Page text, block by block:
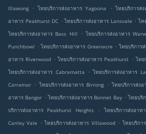
Illawong
. ไทยบริการส่งอาหาร Yagoona . ไทยบริการส่
อาหาร Peakhurst DC . ไทยบริการส่งอาหาร Lansvale . ไท
ไทยบริการส่งอาหาร Bass Hill
. ไทยบริการส่งอาหาร
Punchbowl . ไทยบริการส่งอาหาร Greenacre . ไทยบริการ
อาหาร Riverwood . ไทยบริการส่งอาหาร Peakhurst . ไทย
ไทยบริการส่งอาหาร Cabramatta
. ไทยบริการส่งอาหาร
Carramar . ไทยบริการส่งอาหาร Birrong . ไทยบริการส่ง
อาหาร Bangor . ไทยบริการส่งอาหาร Bonnet Bay . ไทยบริ
บริการส่งอาหาร Peakhurst Heights
. ไทยบริการส่งอาห
Canley Vale
. ไทยบริการส่งอาหาร Villawood . ไทยบริกา